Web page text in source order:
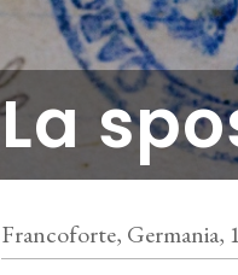
La
Francoforte, Germania,